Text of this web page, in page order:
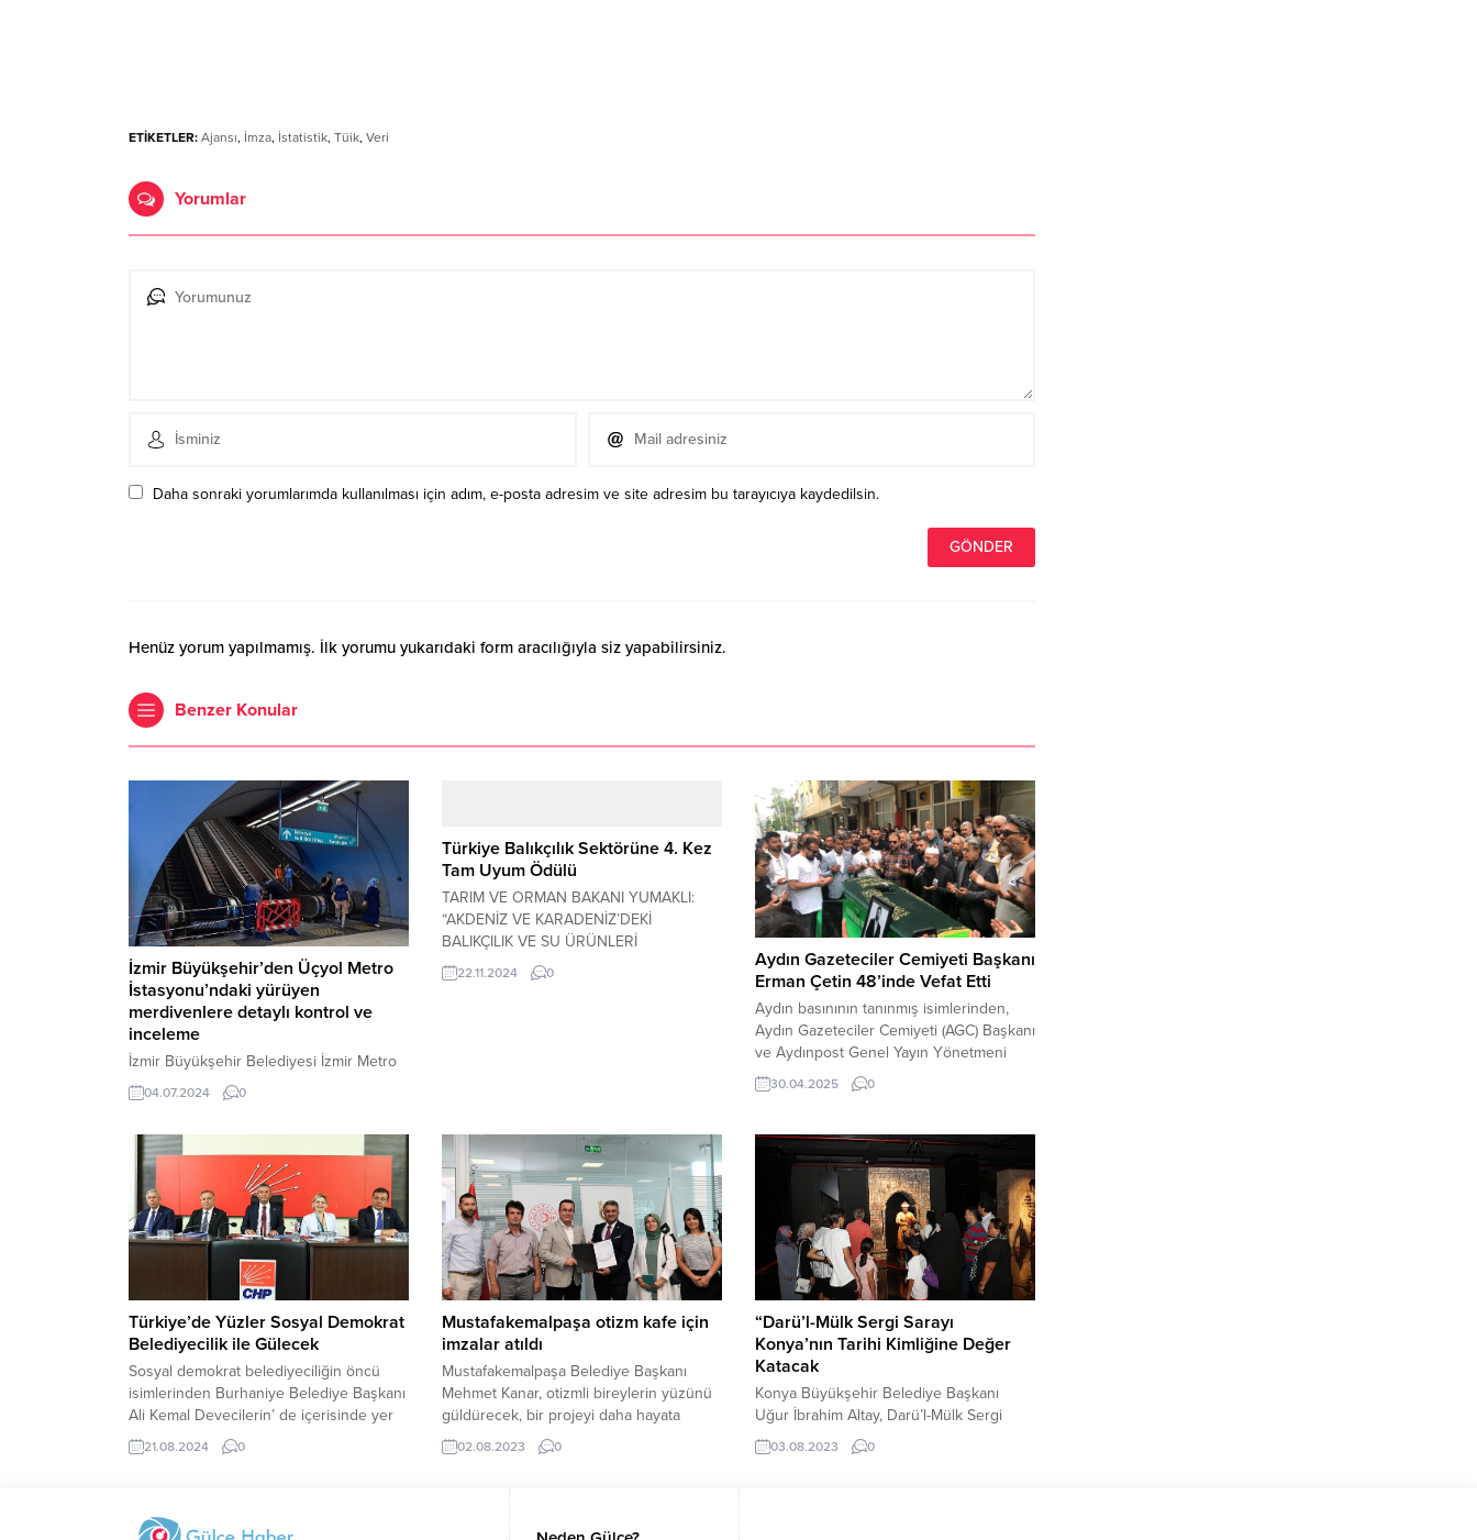
ETİKETLER: Ajansı, İmza, İstatistik, Tüik, Veri
Yorumlar
Daha sonraki yorumlarımda kullanılması için adım, e-posta adresim ve site adresim bu tarayıcıya kaydedilsin.
Henüz yorum yapılmamış. İlk yorumu yukarıdaki form aracılığıyla siz yapabilirsiniz.
Benzer Konular
İzmir Büyükşehir’den Üçyol Metro
İstasyonu’ndaki yürüyen
merdivenlere detaylı kontrol ve
inceleme
İzmir Büyükşehir Belediyesi İzmir Metro
AŞ, Evka-3-Narlıdere Kaymakamlık
arasında hizmet veren İzmir Metrosu’nun
merdivenlerin tamamında kontrol ve
bakım çalışması başlattı.
04.07.2024 0
Türkiye Balıkçılık Sektörüne 4. Kez
Tam Uyum Ödülü
TARIM VE ORMAN BAKANI YUMAKLI:
“AKDENİZ VE KARADENİZ’DEKİ
BALIKÇILIK VE SU ÜRÜNLERİ
YETİŞTİRİCİLİĞİ FAALİYETLERİNDE
SÜRDÜRÜLEBİLİR YÖNTEMLERİ
UYUMU VE VERİ GÖNDERİMİ
KONULARINDA ÖRNEK BİR
PERFORMANS SERGİLİYOR” “SU
ÜRÜNLERİNDE AVCILIK VE...
22.11.2024 0
Aydın Gazeteciler Cemiyeti Başkanı
Erman Çetin 48’inde Vefat Etti
Aydın basınının tanınmış isimlerinden,
Aydın Gazeteciler Cemiyeti (AGC) Başkanı
ve Aydınpost Genel Yayın Yönetmeni
Erman Çetin, dün akşam saatlerinde
geçirdiği kalp krizi sonucu 48 yaşında
meslektaşları başta olmak üzere
sevenlerini yasa boğdu. Erman Çetin’in
Ani Vefatı Aydın Gazeteciler Cemiyeti
Başkanı ve Aydınpost Genel Yayın
Yönetmeni...
30.04.2025 0
Türkiye’de Yüzler Sosyal Demokrat
Belediyecilik ile Gülecek
Sosyal demokrat belediyeciliğin öncü
isimlerinden Burhaniye Belediye Başkanı
Ali Kemal Devecilerin’ de içerisinde yer
aldığı Sosyal Demokrat Belediyecilik
Eşgüdüm Konseyi (SODEMBEK), ilk
gerçekleştirdi.
21.08.2024 0
Mustafakemalpaşa otizm kafe için
imzalar atıldı
Mustafakemalpaşa Belediye Başkanı
Mehmet Kanar, otizmli bireylerin yüzünü
güldürecek, bir projeyi daha hayata
geçirdi. Mustafakemalpaşa Belediyesi
Temmuz Ayı Olağan Meclis Toplantısı’nda
atıldı. BEBKA 2023 yılı Sanayi ve
Teknoloji Bakanlığı Kalkınma Ajansları
02.08.2023 0
“Darü’l-Mülk Sergi Sarayı
Konya’nın Tarihi Kimliğine Değer
Katacak
Konya Büyükşehir Belediye Başkanı
Uğur İbrahim Altay, Darü’l-Mülk Sergi
Sarayı’nın Kılıçarslan Meydanı’nda misafir
kabulüne başladığını belirterek,
03.08.2023 0